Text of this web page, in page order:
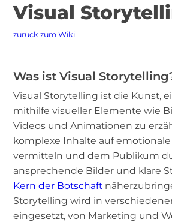
Visual
zurück zum Wiki
Was ist Visual
Visual Storytelling ist die Kunst,
mithilfe visueller Elemente wie
Videos und Animationen zu
komplexe Inhalte auf emotionale
vermitteln und dem Publikum
ansprechende Bilder und klare
Kern der Botschaft
Storytelling wird in
eingesetzt, von Marketing und